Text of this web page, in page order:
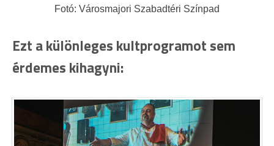
Fotó: Városmajori Szabadtéri Színpad
Ezt a különleges kultprogramot sem
érdemes kihagyni: